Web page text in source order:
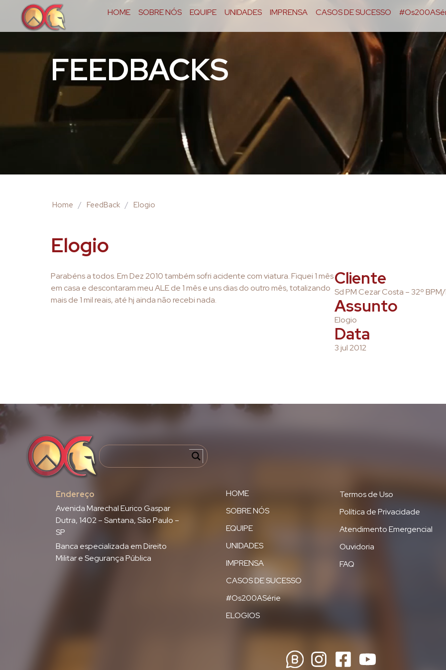
HOME SOBRE NÓS EQUIPE UNIDADES IMPRENSA CASOS DE SUCESSO
FEEDBACKS
Home / FeedBack / Elogio
Elogio
Parabéns a todos. Em Dez 2010 também sofri acidente com viatura. Fiquei 1 mês
em casa e descontaram meu ALE de 1 mês e uns dias do outro mês, totalizando
mais de 1 mil reais, até hj ainda não recebi nada.
Cliente
Sd PM Cezar Costa – 32º
Assunto
Elogio
Data
3 jul 2012
Endereço
Avenida Marechal Eurico Gaspar
Dutra, 1402 – Santana, São Paulo –
SP
Banca especializada em Direito
Militar e Segurança Pública
HOME
SOBRE NÓS
EQUIPE
UNIDADES
IMPRENSA
CASOS DE SUCESSO
#Os200ASérie
ELOGIOS
Termos de Uso
Política de Privacidade
Atendimento Emergencial
Ouvidoria
FAQ